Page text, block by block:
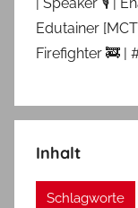
| Speaker 🎙 |
Edutainer
Firefighter 🚒 |
Inhalt
Schlagworte